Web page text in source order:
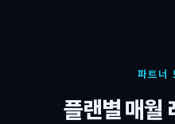
파트너
플랜별 매월